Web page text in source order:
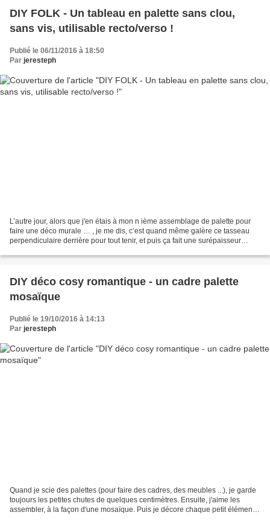
DIY FOLK - Un tableau en palette sans clou,
sans vis, utilisable recto/verso !
Publié le 06/11/2016 à 18:50
Par jeresteph
L’autre jour, alors que j'en étais à mon n ième assemblage de palette pour
faire une déco murale … , je me dis, c’est quand même galère ce tasseau
perpendiculaire derrière pour tout tenir, et puis ça fait une surépaisseur
DIY déco cosy romantique - un cadre palette
mosaïque
Publié le 19/10/2016 à 14:13
Par jeresteph
Quand je scie des palettes (pour faire des cadres, des meubles ...), je garde
toujours les petites chutes de quelques centimètres. Ensuite, j'aime les
assembler, à la façon d'une mosaïque. Puis je décore chaque petit élément